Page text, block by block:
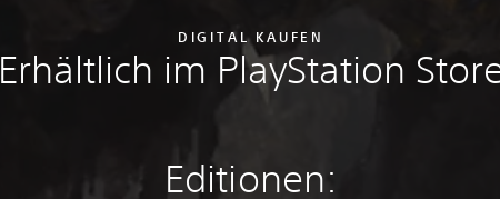
DIGITAL KAUFEN
Erhältlich im PlayStation
Editionen: